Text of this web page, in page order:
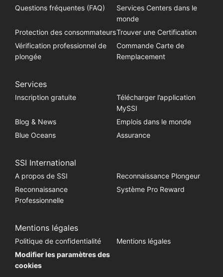
Questions fréquentes (FAQ)
Services Centers dans le
monde
Protection des consommateursTrouver une Certification
Vérification professionnel de
plongée
Commande Carte de
Remplacement
Services
Inscription gratuite
Télécharger l’application
MySSI
Blog & News
Emplois dans le monde
Blue Oceans
Assurance
SSI International
A propos de SSI
Reconnaissance Plongeur
Reconnaissance
Professionnelle
Système Pro Reward
Mentions légales
Politique de confidentialité
Mentions légales
Modifier les paramètres des
cookies